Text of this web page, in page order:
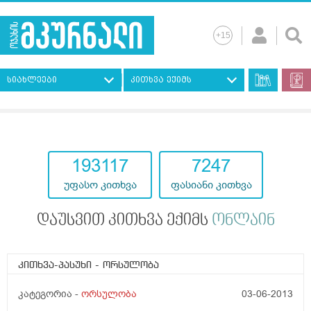
სიახლეები კითხვა ექიმს
193117
უფასო კითხვა
7247
ფასიანი კითხვა
დაუსვით კითხვა ექიმს ონლაინ
კითხვა-პასუხი - ორსულობა
კატეგორია - ორსულობა 03-06-2013